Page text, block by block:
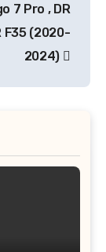
7 Pro , DR
F35 (2020-
2024)